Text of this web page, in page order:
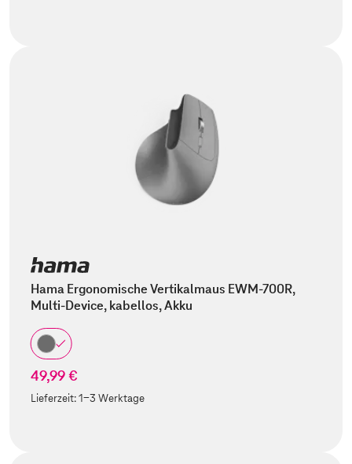
Hama Ergonomische Vertikalmaus EWM-700R,
Multi-Device, kabellos, Akku
49,99 €
Lieferzeit:1-3 Werktage